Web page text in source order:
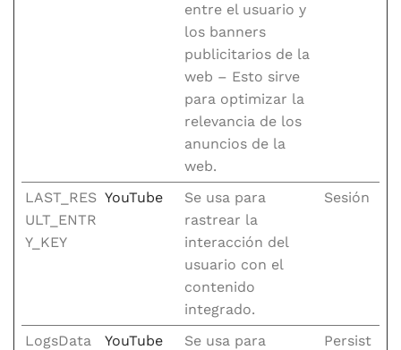
entre el usuario y
los banners
publicitarios de la
web – Esto sirve
para optimizar la
relevancia de los
anuncios de la
web.
LAST_RES
ULT_ENTR
Y_KEY
YouTube
Se usa para
rastrear la
interacción del
usuario con el
contenido
integrado.
Sesión
LogsData
YouTube
Se usa para
Persist